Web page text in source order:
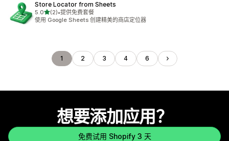
Store Locator from Sheets
5.0星（满分 5 星）
(2)
总共 2 条评论
•提供免费套餐
使用 Google Sheets 创建精美的商店定位器
1 2 3 4 6
想要添加应用？
免费试用 Shopify 3 天